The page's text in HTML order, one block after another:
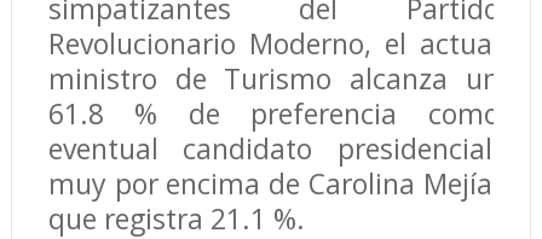
simpatizantes del Partido
Revolucionario Moderno, el actual
ministro de Turismo alcanza un
61.8 % de preferencia como
eventual candidato presidencial,
muy por encima de Carolina Mejía,
que registra 21.1 %.